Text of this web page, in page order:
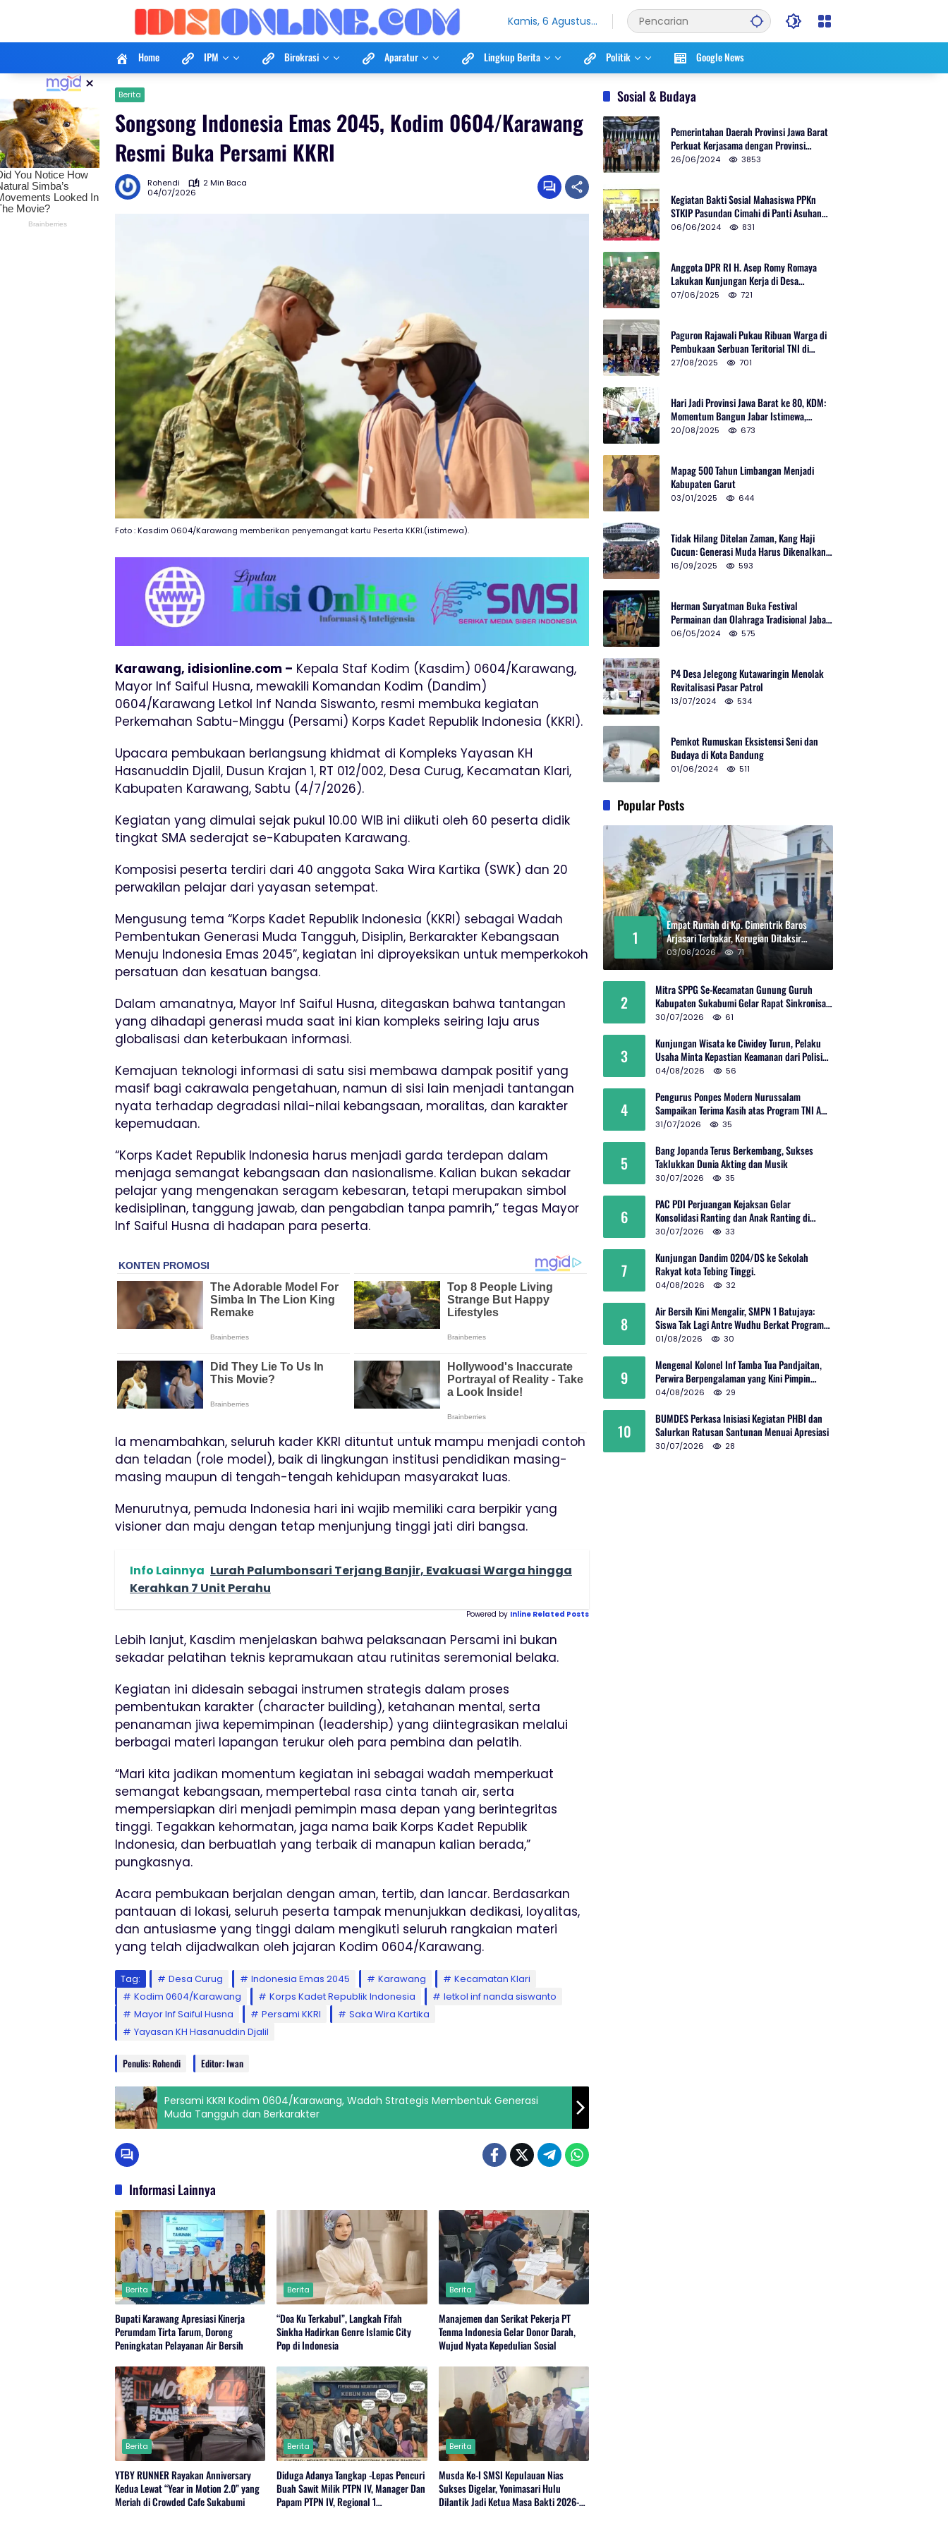
Kamis, 6 Agustus
Home IPM Birokrasi Aparatur Lingkup Berita Politik Google News
× Berita
Songsong Indonesia Emas 2045, Kodim 0604/Karawang
Resmi Buka Persami KKRI
Rohendi
2 Min Baca
04/07/2026
Foto : Kasdim 0604/Karawang memberikan penyemangat kartu Peserta KKRI.(istimewa).
Karawang, idisionline.com – Kepala Staf Kodim (Kasdim) 0604/Karawang,
Mayor Inf Saiful Husna, mewakili Komandan Kodim (Dandim)
0604/Karawang Letkol Inf Nanda Siswanto, resmi membuka kegiatan
Perkemahan Sabtu-Minggu (Persami) Korps Kadet Republik Indonesia (KKRI).
Upacara pembukaan berlangsung khidmat di Kompleks Yayasan KH
Hasanuddin Djalil, Dusun Krajan 1, RT 012/002, Desa Curug, Kecamatan Klari,
Kabupaten Karawang, Sabtu (4/7/2026).
Kegiatan yang dimulai sejak pukul 10.00 WIB ini diikuti oleh 60 peserta didik
tingkat SMA sederajat se-Kabupaten Karawang.
Komposisi peserta terdiri dari 40 anggota Saka Wira Kartika (SWK) dan 20
perwakilan pelajar dari yayasan setempat.
Mengusung tema “Korps Kadet Republik Indonesia (KKRI) sebagai Wadah
Pembentukan Generasi Muda Tangguh, Disiplin, Berkarakter Kebangsaan
Menuju Indonesia Emas 2045”, kegiatan ini diproyeksikan untuk memperkokoh
persatuan dan kesatuan bangsa.
Dalam amanatnya, Mayor Inf Saiful Husna, ditegaskan bahwa tantangan
yang dihadapi generasi muda saat ini kian kompleks seiring laju arus
globalisasi dan keterbukaan informasi.
Kemajuan teknologi informasi di satu sisi membawa dampak positif yang
masif bagi cakrawala pengetahuan, namun di sisi lain menjadi tantangan
nyata terhadap degradasi nilai-nilai kebangsaan, moralitas, dan karakter
kepemudaan.
“Korps Kadet Republik Indonesia harus menjadi garda terdepan dalam
menjaga semangat kebangsaan dan nasionalisme. Kalian bukan sekadar
pelajar yang mengenakan seragam kebesaran, tetapi merupakan simbol
kedisiplinan, tanggung jawab, dan pengabdian tanpa pamrih,” tegas Mayor
Inf Saiful Husna di hadapan para peserta.
Ia menambahkan, seluruh kader KKRI dituntut untuk mampu menjadi contoh
dan teladan (role model), baik di lingkungan institusi pendidikan masing-
masing maupun di tengah-tengah kehidupan masyarakat luas.
Menurutnya, pemuda Indonesia hari ini wajib memiliki cara berpikir yang
visioner dan maju dengan tetap menjunjung tinggi jati diri bangsa.
Info Lainnya Lurah Palumbonsari Terjang Banjir, Evakuasi Warga hingga
Kerahkan 7 Unit Perahu
Powered by Inline Related Posts
Lebih lanjut, Kasdim menjelaskan bahwa pelaksanaan Persami ini bukan
sekadar pelatihan teknis kepramukaan atau rutinitas seremonial belaka.
Kegiatan ini didesain sebagai instrumen strategis dalam proses
pembentukan karakter (character building), ketahanan mental, serta
penanaman jiwa kepemimpinan (leadership) yang diintegrasikan melalui
berbagai materi lapangan terukur oleh para pembina dan pelatih.
“Mari kita jadikan momentum kegiatan ini sebagai wadah memperkuat
semangat kebangsaan, mempertebal rasa cinta tanah air, serta
mempersiapkan diri menjadi pemimpin masa depan yang berintegritas
tinggi. Tegakkan kehormatan, jaga nama baik Korps Kadet Republik
Indonesia, dan berbuatlah yang terbaik di manapun kalian berada,”
pungkasnya.
Acara pembukaan berjalan dengan aman, tertib, dan lancar. Berdasarkan
pantauan di lokasi, seluruh peserta tampak menunjukkan dedikasi, loyalitas,
dan antusiasme yang tinggi dalam mengikuti seluruh rangkaian materi
yang telah dijadwalkan oleh jajaran Kodim 0604/Karawang.
Tag: Desa Curug Indonesia Emas 2045 Karawang
Kecamatan Klari
Kodim 0604/Karawang
Korps Kadet Republik Indonesia
letkol inf nanda siswanto
Mayor Inf Saiful Husna
Persami KKRI
Saka Wira Kartika
Yayasan KH Hasanuddin Djalil
Penulis: Rohendi Editor: Iwan
Persami KKRI Kodim 0604/Karawang, Wadah Strategis Membentuk Generasi
Muda Tangguh dan Berkarakter
Informasi Lainnya
Berita
Bupati Karawang Apresiasi Kinerja
Perumdam Tirta Tarum, Dorong
Peningkatan Pelayanan Air Bersih
Berita
“Doa Ku Terkabul”, Langkah Fifah
Sinkha Hadirkan Genre Islamic City
Pop di Indonesia
Berita
Manajemen dan Serikat Pekerja PT
Tenma Indonesia Gelar Donor Darah,
Wujud Nyata Kepedulian Sosial
Berita
YTBY RUNNER Rayakan Anniversary
Kedua Lewat “Year in Motion 2.0” yang
Meriah di Crowded Cafe Sukabumi
Berita
Diduga Adanya Tangkap -Lepas Pencuri
Buah Sawit Milik PTPN IV, Manager Dan
Papam PTPN IV, Regional 1
Berita
Musda Ke-I SMSI Kepulauan Nias
Sukses Digelar, Yonimasari Hulu
Dilantik Jadi Ketua Masa Bakti 2026-
Sosial & Budaya
Pemerintahan Daerah Provinsi Jawa Barat
Perkuat Kerjasama dengan Provinsi
Chungcheongnam Do Korea Selatan
26/06/2024 3853
Kegiatan Bakti Sosial Mahasiswa PPKn
STKIP Pasundan Cimahi di Panti Asuhan
Ulul Azmi Kota Cimahi
06/06/2024 831
Anggota DPR RI H. Asep Romy Romaya
Lakukan Kunjungan Kerja di Desa
Patrolsari
07/06/2025 721
Paguron Rajawali Pukau Ribuan Warga di
Pembukaan Serbuan Teritorial TNI di
Cibatu
27/08/2025 701
Hari Jadi Provinsi Jawa Barat ke 80, KDM:
Momentum Bangun Jabar Istimewa,
Lembur di Urus Kota Ditata
20/08/2025 673
Mapag 500 Tahun Limbangan Menjadi
Kabupaten Garut
03/01/2025 644
Tidak Hilang Ditelan Zaman, Kang Haji
Cucun: Generasi Muda Harus Dikenalkan
Pencak Silat
16/09/2025 593
Herman Suryatman Buka Festival
Permainan dan Olahraga Tradisional Jabar
2024 di Gedung Teater Tertutup
06/05/2024 575
P4 Desa Jelegong Kutawaringin Menolak
Revitalisasi Pasar Patrol
13/07/2024 534
Pemkot Rumuskan Eksistensi Seni dan
Budaya di Kota Bandung
01/06/2024 511
Popular Posts
1
Empat Rumah di Kp. Cimentrik Baros
Arjasari Terbakar, Kerugian Ditaksir
Rp600 Juta
03/08/2026 71
2
Mitra SPPG Se-Kecamatan Gunung Guruh
Kabupaten Sukabumi Gelar Rapat Sinkronisasi
Pemetaan Penerima Manfaat MBG
30/07/2026 61
3
Kunjungan Wisata ke Ciwidey Turun, Pelaku
Usaha Minta Kepastian Keamanan dari Polisi
dan Pemprov Jabar
04/08/2026 56
4
Pengurus Ponpes Modern Nurussalam
Sampaikan Terima Kasih atas Program TNI AD
Manunggal Air
31/07/2026 35
5
Bang Jopanda Terus Berkembang, Sukses
Taklukkan Dunia Akting dan Musik
30/07/2026 35
6
PAC PDI Perjuangan Kejaksan Gelar
Konsolidasi Ranting dan Anak Ranting di
Kebon Baru
30/07/2026 33
7
Kunjungan Dandim 0204/DS ke Sekolah
Rakyat kota Tebing Tinggi.
04/08/2026 32
8
Air Bersih Kini Mengalir, SMPN 1 Batujaya:
Siswa Tak Lagi Antre Wudhu Berkat Program
TNI AD
01/08/2026 30
9
Mengenal Kolonel Inf Tamba Tua Pandjaitan,
Perwira Berpengalaman yang Kini Pimpin
Sektor 10 Citarum Harum
04/08/2026 29
10
BUMDES Perkasa Inisiasi Kegiatan PHBI dan
Salurkan Ratusan Santunan Menuai Apresiasi
30/07/2026 28